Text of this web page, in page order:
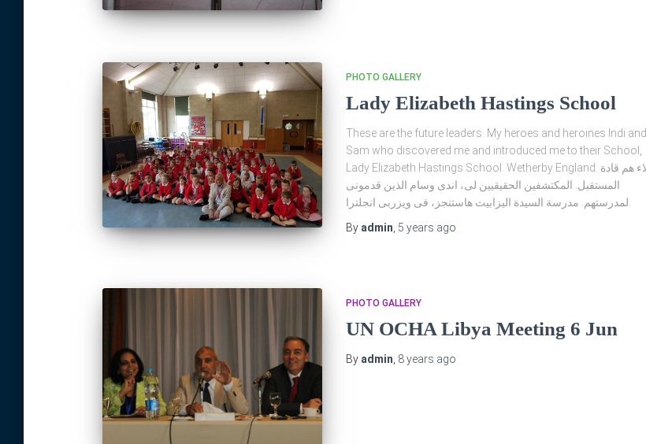
PHOTO GALLERY
Lady Elizabeth Hastings School
These are the future leaders. My heroes and heroines Indi and
Sam who discovered me and introduced me to their School,
Lady Elizabeth Hastings School. Wetherby England. هؤلاء هم قادة
المستقبل. المكتشفين الحقيقيين لى، اندى وسام الذين قدمونى
By admin 5 years ago
PHOTO GALLERY
UN OCHA Libya Meeting 6 Jun
By admin 8 years ago